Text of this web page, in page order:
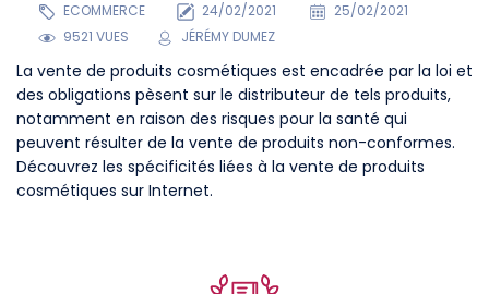
ECOMMERCE 24/02/2021
25/02/2021
9521 VUES
JÉRÉMY DUMEZ
La vente de produits cosmétiques est encadrée par la loi et
des obligations pèsent sur le distributeur de tels produits,
notamment en raison des risques pour la santé qui
peuvent résulter de la vente de produits non-conformes.
Découvrez les spécificités liées à la vente de produits
cosmétiques sur Internet.